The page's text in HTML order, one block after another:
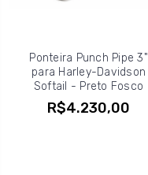
Ponteira Punch Pipe 3"
para Harley-Davidson
Softail - Preto Fosco
R$4.230,00